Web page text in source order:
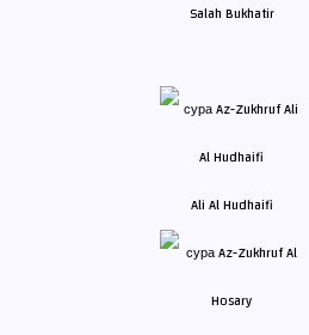
Salah Bukhatir
Ali Al Hudhaifi